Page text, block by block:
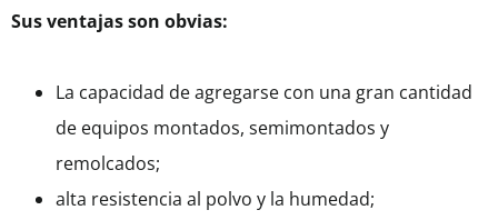
Sus ventajas son obvias:
La capacidad de agregarse con una gran cantidad
de equipos montados, semimontados y
remolcados;
alta resistencia al polvo y la humedad;